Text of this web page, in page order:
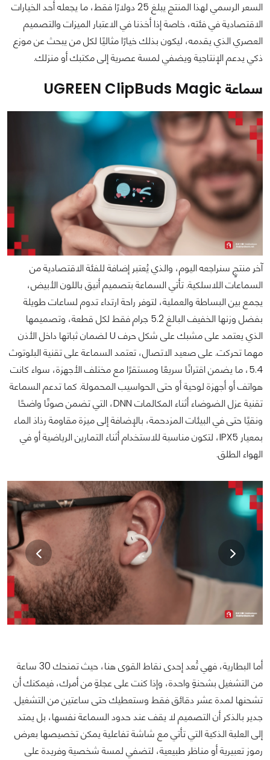
السعر الرسمي لهذا المنتج يبلغ 25 دولارًا فقط، ما يجعله أحد الخيارات
الاقتصادية في فئته، خاصة إذا أخذنا في الاعتبار الميزات والتصميم
العصري الذي يقدمه، ليكون بذلك خيارًا مثاليًا لكل من يبحث عن موزع
ذكي يدعم الإنتاجية ويضفي لمسة عصرية إلى مكتبك أو منزلك.
سماعة UGREEN ClipBuds Magic
آخر منتجٍ سنراجعه اليوم، والذي يُعتبر إضافة للفئة الاقتصادية من
السماعات اللاسلكية. تأتي السماعة بتصميم أنيق باللون الأبيض،
يجمع بين البساطة والعملية، لتوفر راحة ارتداء تدوم لساعات طويلة
بفضل وزنها الخفيف البالغ 5.2 جرام فقط لكل قطعة، وتصميمها
الذي يعتمد على مشبك على شكل حرف U لضمان ثباتها داخل الأذن
مهما تحركت. على صعيد الاتصال، تعتمد السماعة على تقنية البلوتوث
5.4، ما يضمن اقترانًا سريعًا ومستقرًا مع مختلف الأجهزة، سواء كانت
هواتف أو أجهزة لوحية أو حتى الحواسيب المحمولة. كما تدعم السماعة
تقنية عزل الضوضاء أثناء المكالمات DNN، التي تضمن صوتًا واضحًا
ونقيًا حتى في البيئات المزدحمة، بالإضافة إلى ميزة مقاومة رذاذ الماء
بمعيار IPX5، لتكون مناسبة للاستخدام أثناء التمارين الرياضية أو في
الهواء الطلق.
أما البطارية، فهي تُعد إحدى نقاط القوى هنا، حيث تمنحك 30 ساعة
من التشغيل بشحنةٍ واحدة، وإذا كنت على عجلةٍ من أمرك، فيمكنك أن
تشحنها لمدة عشر دقائق فقط وستعطيك حتى ساعتين من التشغيل.
جدير بالذكر أن التصميم لا يقف عند حدود السماعة نفسها، بل يمتد
إلى العلبة الذكية التي تأتي مع شاشة تفاعلية يمكن تخصيصها بعرض
رموز تعبيرية أو مناظر طبيعية، لتضفي لمسة شخصية وفريدة على